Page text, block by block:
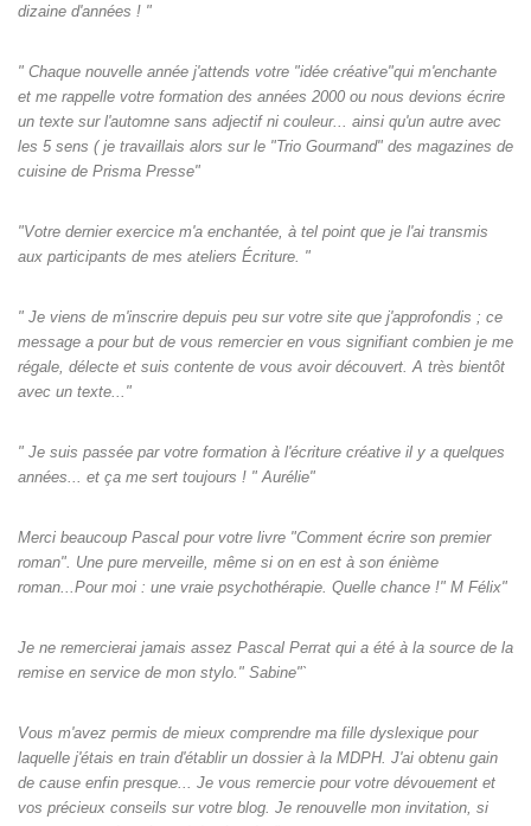
dizaine d'années ! "
" Chaque nouvelle année j'attends votre "idée créative"qui m'enchante
et me rappelle votre formation des années 2000 ou nous devions écrire
un texte sur l'automne sans adjectif ni couleur... ainsi qu'un autre avec
les 5 sens ( je travaillais alors sur le "Trio Gourmand" des magazines de
cuisine de Prisma Presse"
"Votre dernier exercice m'a enchantée, à tel point que je l'ai transmis
aux participants de mes ateliers Écriture. "
" Je viens de m'inscrire depuis peu sur votre site que j'approfondis ; ce
message a pour but de vous remercier en vous signifiant combien je me
régale, délecte et suis contente de vous avoir découvert. A très bientôt
avec un texte..."
" Je suis passée par votre formation à l'écriture créative il y a quelques
années... et ça me sert toujours ! " Aurélie"
Merci beaucoup Pascal pour votre livre "Comment écrire son premier
roman". Une pure merveille, même si on en est à son énième
roman...Pour moi : une vraie psychothérapie. Quelle chance !" M Félix"
Je ne remercierai jamais assez Pascal Perrat qui a été à la source de la
remise en service de mon stylo." Sabine"`
Vous m'avez permis de mieux comprendre ma fille dyslexique pour
laquelle j'étais en train d'établir un dossier à la MDPH. J'ai obtenu gain
de cause enfin presque... Je vous remercie pour votre dévouement et
vos précieux conseils sur votre blog. Je renouvelle mon invitation, si